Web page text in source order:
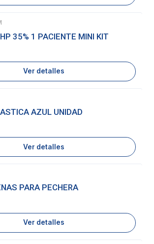
35% 1 PACIENTE MINI KIT
Ver detalles
AZUL UNIDAD
Ver detalles
PARA PECHERA
Ver detalles